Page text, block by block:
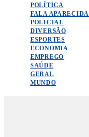
POLÍTICA
FALA APARECIDA
POLICIAL
DIVERSÃO
ESPORTES
ECONOMIA
EMPREGO
SAÚDE
GERAL
MUNDO